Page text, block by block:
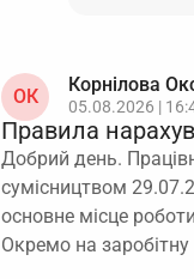
ОК
Корнілова
05.08.2026 |
Правила
Добрий день.
сумісництвом
основне місце
Окремо на